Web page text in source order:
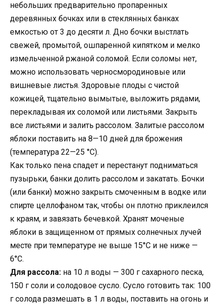
небольших прeдварительно пропаренных
деревянных бочках или в стеклянных банках
емкостью от 3 до десяти л. Дно бочки выстлать
свежей, промытой, ошпаренной кипятком и мелко
измельченной ржаной соломой. Если соломы нет,
можно использовать черносмородиновые или
вишневые листья. Здоровые плоды с чистой
кожицей, тщательно вымытые, выложить рядами,
перекладывая их соломой или листьями. Закрыть
все листьями и залить рассолом. Залитые рассолом
яблоки поставить на 8—10 дней для брожения
(температура 22—25 °С).
Как только пена спадет и перестанут подниматься
пузырьки, банки долить рассолом и закатать. Бочки
(или банки) можно закрыть смоченным в водке или
спирте целлофаном так, чтобы он плотно приклеился
к краям, и завязать бечевкой. Хранят моченые
яблоки в защищенном от прямых солнечных лучей
месте при температуре не выше 15°С и не ниже —
6°С.
Для рассола: на 10 л воды — 300 г сахарного песка,
150 г соли и солодовое сусло. Сусло готовить так: 100
г солода размешать в 1 л воды, поставить на огонь и